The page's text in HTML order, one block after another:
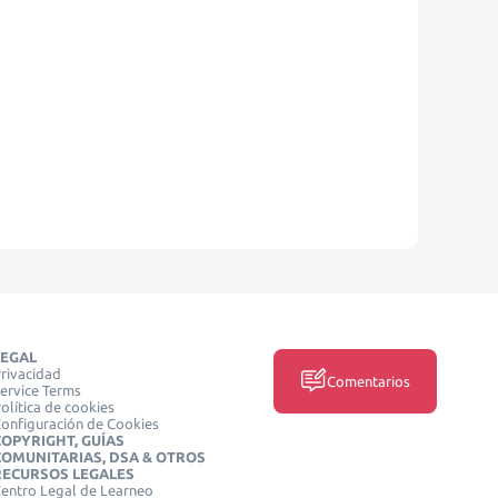
Terms
de cookies
de Cookies
GUÍAS
DSA & OTROS
LEGALES
Legal de Learneo
Comentarios